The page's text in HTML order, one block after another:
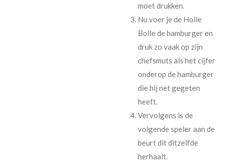
moet drukken.
Nu voer je de Holle
Bolle de hamburger en
druk zo vaak op zijn
chefsmuts als het cijfer
onderop de hamburger
die hij net gegeten
heeft.
Vervolgens is de
volgende speler aan de
beurt dit ditzelfde
herhaalt.